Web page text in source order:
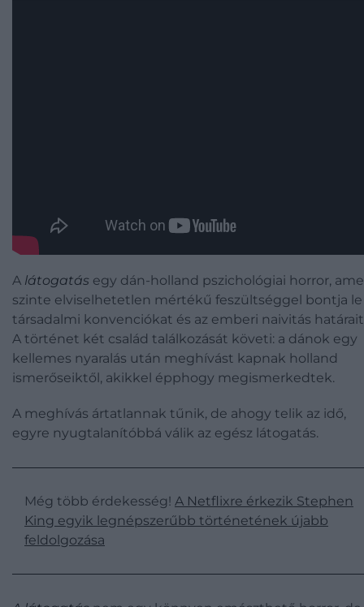
A látogatás egy dán-holland pszichológiai horror,
szinte elviselhetetlen mértékű feszültséggel bontja le
társadalmi konvenciókat és az emberi naivitás
A történet két család találkozását követi: a dánok egy
kellemes nyaralás után meghívást kapnak holland
ismerőseiktől, akikkel épphogy megismerkedtek.
A meghívás ártatlannak tűnik, de ahogy telik az idő,
egyre nyugtalanítóbbá válik az egész látogatás.
Még több érdekesség! A Netflixre érkezik Stephen
King egyik legnépszerűbb történetének újabb
feldolgozása